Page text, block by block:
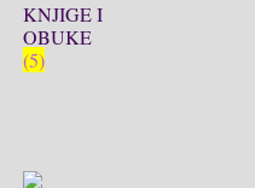
KNJIGE I
OBUKE
(5)